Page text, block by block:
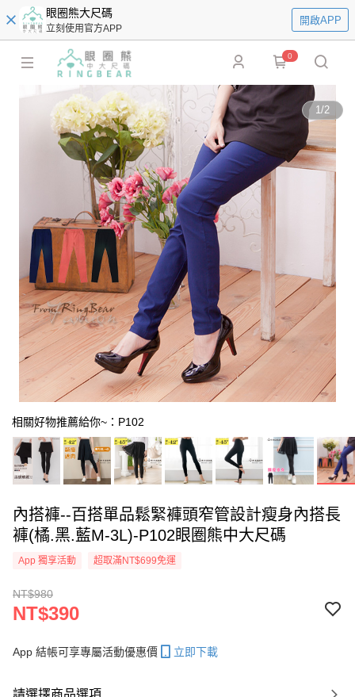
眼圈熊大尺碼
立刻使用官方APP
開啟APP
0
1/2
相關好物推薦給你~：P102
內搭褲--百搭單品鬆緊褲頭窄管設計瘦身內搭長
褲(橘.黑.藍M-3L)-P102眼圈熊中大尺碼
App 獨享活動 超取滿NT$699免運
NT$980
NT$390
App 結帳可享專屬活動優惠價 立即下載
請選擇商品選項